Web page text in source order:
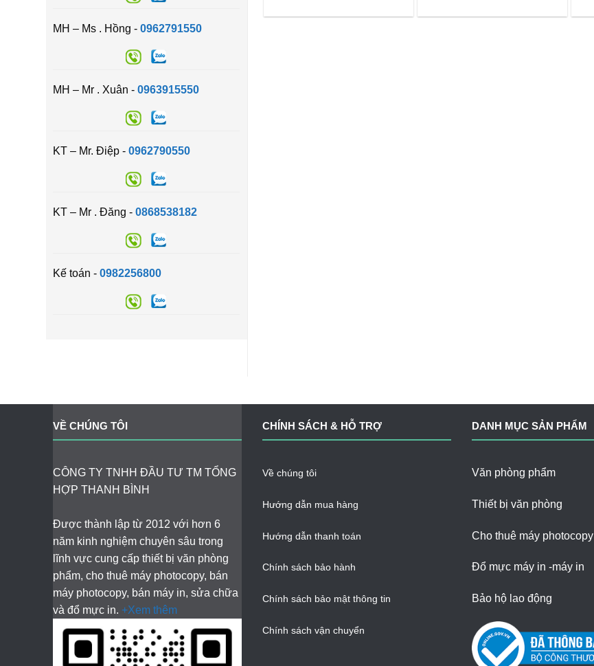
MH – Ms . Hồng - 0962791550
MH – Mr . Xuân - 0963915550
KT – Mr. Điệp - 0962790550
KT – Mr . Đăng - 0868538182
Kế toán - 0982256800
VỀ CHÚNG TÔI
CÔNG TY TNHH ĐẦU TƯ TM TỔNG
HỢP THANH BÌNH
Được thành lập từ 2012 với hơn 6
năm kinh nghiệm chuyên sâu trong
lĩnh vực cung cấp thiết bị văn phòng
phẩm, cho thuê máy photocopy, bán
máy photocopy, bán máy in, sửa chữa
và đổ mực in. +Xem thêm
CHÍNH SÁCH & HỖ TRỢ
Về chúng tôi
Hướng dẫn mua hàng
Hướng dẫn thanh toán
Chính sách bảo hành
Chính sách bảo mật thông tin
Chính sách vận chuyển
DANH MỤC SẢN PHẨM
Văn phòng phẩm
Thiết bị văn phòng
Cho thuê máy photocopy
Đổ mực máy in -máy in
Bảo hộ lao động